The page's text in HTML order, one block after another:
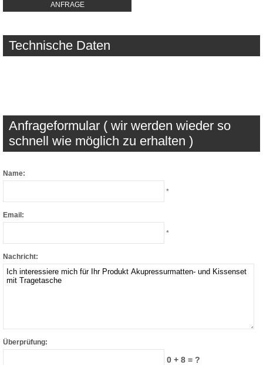
ANFRAGE
Technische Daten
Anfrageformular ( wir werden wieder so
schnell wie möglich zu erhalten )
Name:
*
Email:
*
Nachricht:
Überprüfung:
0 + 8 = ?